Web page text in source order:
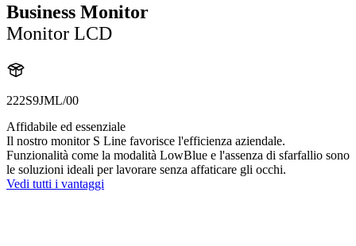
Business Monitor
Monitor LCD
222S9JML/00
Affidabile ed essenziale
Il nostro monitor S Line favorisce l'efficienza aziendale.
Funzionalità come la modalità LowBlue e l'assenza di sfarfallio sono
le soluzioni ideali per lavorare senza affaticare gli occhi.
Vedi tutti i vantaggi